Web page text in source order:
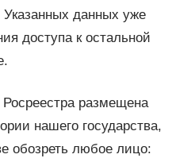
данных уже
доступа к остальной
размещена
нашего государства,
обозреть любое лицо: